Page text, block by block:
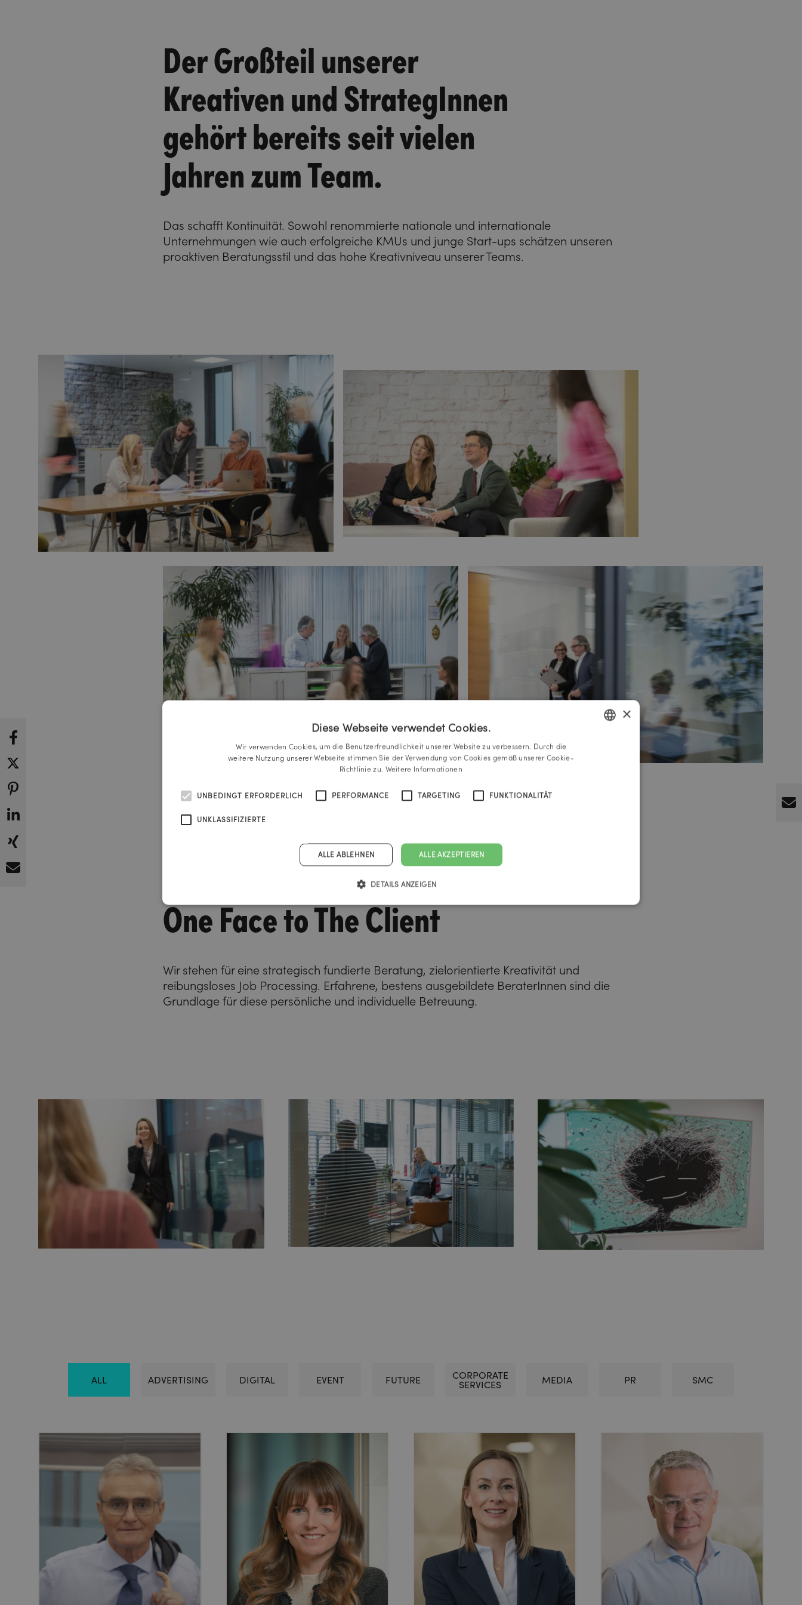
Der Großteil unserer
Kreativen und StrategInnen
gehört bereits seit vielen
Jahren zum Team.
Das schafft Kontinuität. Sowohl renommierte nationale und internationale
Unternehmungen wie auch erfolgreiche KMUs und junge Start-ups schätzen unseren
proaktiven Beratungsstil und das hohe Kreativniveau unserer Teams.
One Face to The Client
Wir stehen für eine strategisch fundierte Beratung, zielorientierte Kreativität und
reibungsloses Job Processing. Erfahrene, bestens ausgebildete BeraterInnen sind die
Grundlage für diese persönliche und individuelle Betreuung.
ALL ADVERTISING DIGITAL EVENT FUTURE
CORPORATE
SERVICES
MEDIA PR SMC
×
Diese Webseite verwendet Cookies.
Wir verwenden Cookies, um die Benutzerfreundlichkeit unserer Website zu verbessern. Durch die
weitere Nutzung unserer Webseite stimmen Sie der Verwendung von Cookies gemäß unserer Cookie-
Richtlinie zu. Weitere Informationen
UNBEDINGT ERFORDERLICH PERFORMANCE TARGETING FUNKTIONALITÄT
UNKLASSIFIZIERTE
ALLE AKZEPTIEREN
ALLE ABLEHNEN
DETAILS ANZEIGEN